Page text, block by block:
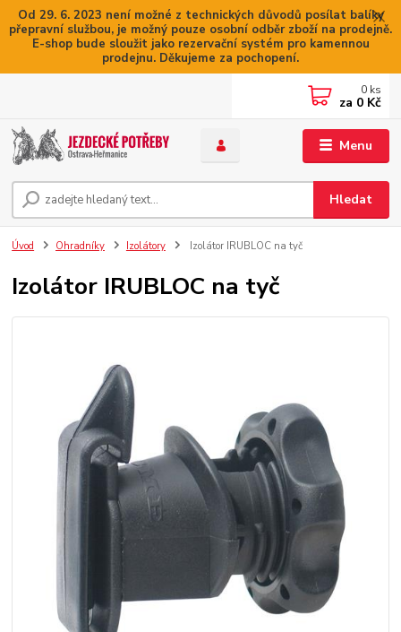
Od 29. 6. 2023 není možné z technických důvodů posílat balíky
přepravní službou, je možný pouze osobní odběr zboží na prodejně.
E-shop bude sloužit jako rezervační systém pro kamennou
prodejnu. Děkujeme za pochopení.
Menu
Hledat
0 ks
za 0 Kč
Úvod Ohradníky Izolátory Izolátor IRUBLOC na tyč
Izolátor IRUBLOC na tyč